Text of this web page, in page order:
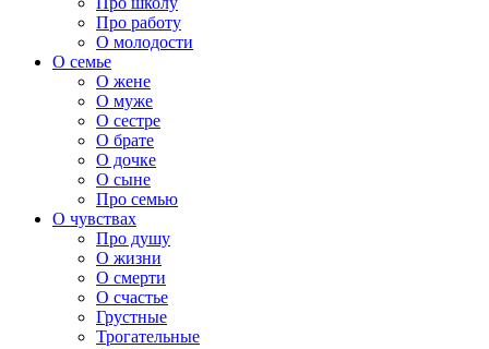
Про работу
О молодости
О семье
О жене
О муже
О сестре
О брате
О дочке
О сыне
Про семью
О чувствах
Про душу
О жизни
О смерти
О счастье
Грустные
Трогательные